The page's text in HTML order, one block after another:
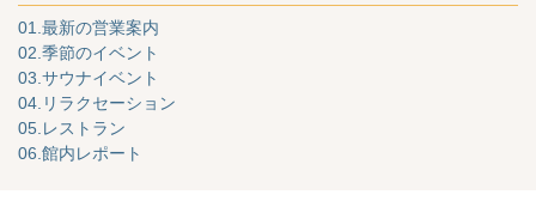
01.最新の営業案内
02.季節のイベント
03.サウナイベント
04.リラクセーション
05.レストラン
06.館内レポート